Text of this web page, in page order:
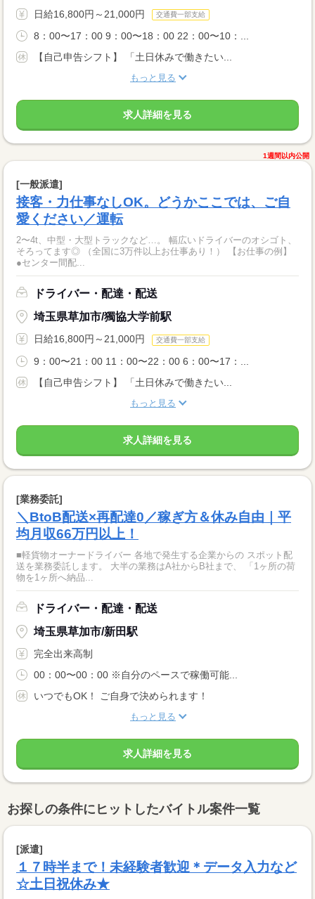
日給16,800円～21,000円 交通費一部支給
8：00〜17：00 9：00〜18：00 22：00〜10：...
【自己申告シフト】 「土日休みで働きたい...
もっと見る
求人詳細を見る
1週間以内公開
[一般派遣]
接客・力仕事なしOK。どうかここでは、ご自
愛ください／運転
2〜4t、中型・大型トラックなど…。 幅広いドライバーのオシゴト、
そろってます◎ （全国に3万件以上お仕事あり！） 【お仕事の例】
●センター間配...
ドライバー・配達・配送
埼玉県草加市/獨協大学前駅
日給16,800円～21,000円 交通費一部支給
9：00〜21：00 11：00〜22：00 6：00〜17：...
【自己申告シフト】 「土日休みで働きたい...
もっと見る
求人詳細を見る
[業務委託]
＼BtoB配送×再配達0／稼ぎ方＆休み自由｜平
均月収66万円以上！
■軽貨物オーナードライバー 各地で発生する企業からの スポット配
送を業務委託します。 大半の業務はA社からB社まで、 「1ヶ所の荷
物を1ヶ所へ納品...
ドライバー・配達・配送
埼玉県草加市/新田駅
完全出来高制
00：00〜00：00 ※自分のペースで稼働可能...
いつでもOK！ ご自身で決められます！
もっと見る
求人詳細を見る
お探しの条件にヒットしたバイトル案件一覧
[派遣]
１７時半まで！未経験者歓迎＊データ入力など
☆土日祝休み★